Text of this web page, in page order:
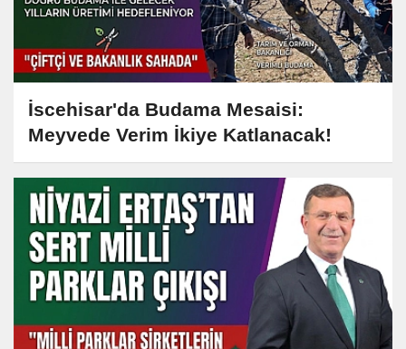
İscehisar'da Budama Mesaisi:
Meyvede Verim İkiye Katlanacak!